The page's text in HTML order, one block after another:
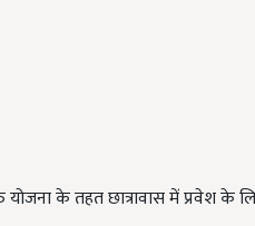
योजना के तहत छात्रावास में प्रवेश